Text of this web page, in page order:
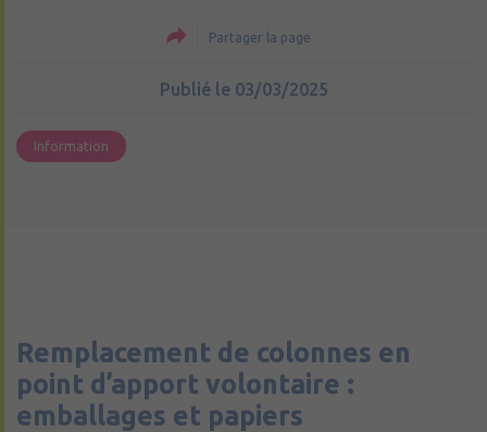
Partager la page
Publié le 03/03/2025
Information
Remplacement de colonnes en
point d’apport volontaire :
emballages et papiers